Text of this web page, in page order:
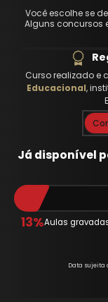
Curso realizado e
Educacional,
Você escolhe se
Alguns concursos
Já disponível
13%Aulas
Data sujeita